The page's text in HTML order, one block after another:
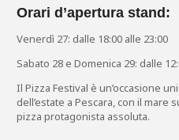
Orari d’apertura stand:
Venerdì 27: dalle 18:00 alle 23:00
Sabato 28 e Domenica 29: dalle
Il Pizza Festival è un’occasione
dell’estate a Pescara, con il
pizza protagonista assoluta.